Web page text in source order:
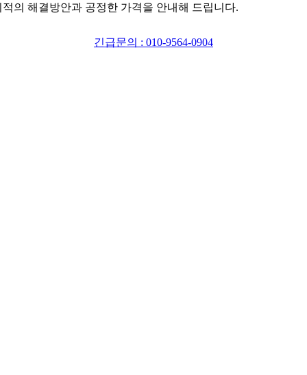
적의 해결방안과 공정한 가격을 안내해 드립니다.
긴급문의 : 010-9564-0904